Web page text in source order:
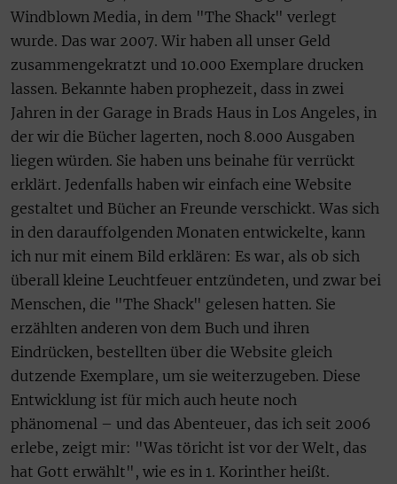
Windblown Media, in dem "The Shack" verlegt
wurde. Das war 2007. Wir haben all unser Geld
zusammengekratzt und 10.000 Exemplare drucken
lassen. Bekannte haben prophezeit, dass in zwei
Jahren in der Garage in Brads Haus in Los Angeles, in
der wir die Bücher lagerten, noch 8.000 Ausgaben
liegen würden. Sie haben uns beinahe für verrückt
erklärt. Jedenfalls haben wir einfach eine Website
gestaltet und Bücher an Freunde verschickt. Was sich
in den darauffolgenden Monaten entwickelte, kann
ich nur mit einem Bild erklären: Es war, als ob sich
überall kleine Leuchtfeuer entzündeten, und zwar bei
Menschen, die "The Shack" gelesen hatten. Sie
erzählten anderen von dem Buch und ihren
Eindrücken, bestellten über die Website gleich
dutzende Exemplare, um sie weiterzugeben. Diese
Entwicklung ist für mich auch heute noch
phänomenal – und das Abenteuer, das ich seit 2006
erlebe, zeigt mir: "Was töricht ist vor der Welt, das
hat Gott erwählt", wie es in 1. Korinther heißt.